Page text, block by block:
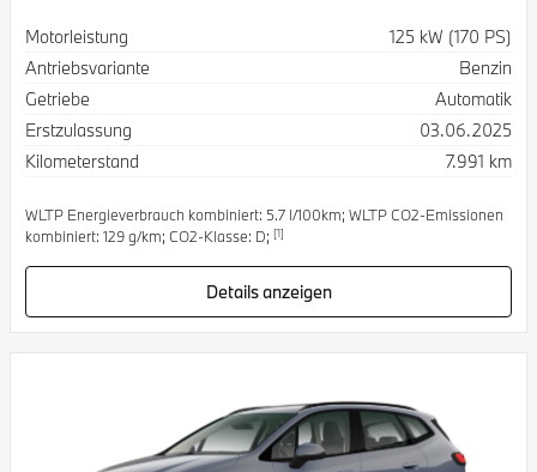
Spezifikation
Motorleistung
125 kW (170 PS)
Antriebsvariante
Benzin
Getriebe
Automatik
Erstzulassung
03.06.2025
Kilometerstand
7.991 km
WLTP Energieverbrauch kombiniert: 5.7 l/100km; WLTP CO2-Emissionen
kombiniert: 129 g/km; CO2-Klasse: D; [1]
Details anzeigen